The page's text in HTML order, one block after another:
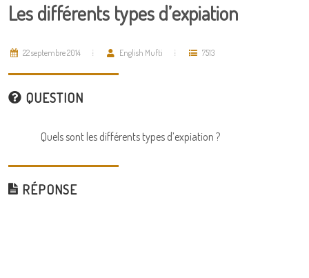
Les différents types d’expiation
22 septembre 2014 English Mufti 7513
QUESTION
Quels sont les différents types d’expiation ?
RÉPONSE